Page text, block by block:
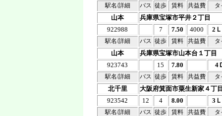
駅名/詳細 バス 徒歩 賃料 共益費 タ
山本
兵庫県宝塚市平井２丁目
922988
7 7.50 4000 2
駅名/詳細 バス 徒歩 賃料 共益費 タ
山本
兵庫県宝塚市山本台１丁目
923743
15 7.80 4
駅名/詳細 バス 徒歩 賃料 共益費 タ
北千里
大阪府箕面市粟生新家４丁
923542
12 4 8.00 3
駅名/詳細 バス 徒歩 賃料 共益費 タ